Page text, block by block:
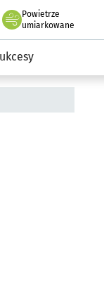
Powietrze
we Wrocławiu
umiarkowane